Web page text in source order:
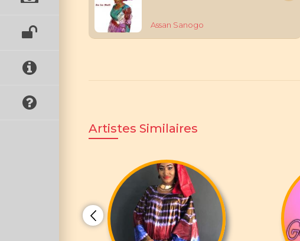
Assan Sanogo
Artistes Similaires